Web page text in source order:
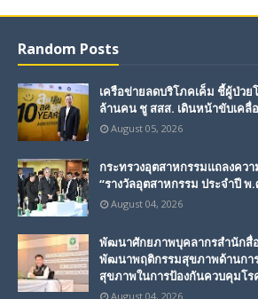
Random Posts
เครือข่ายลดบริโภคเค็ม ชี้ผู้ป่วย
ล้านคน ชู สสส. เดินหน้าขับเคลื่
August 05, 2026
กระทรวงอุตสาหกรรมแถลงคว
“รางวัลอุตสาหกรรม ประจำปี พ.
August 04, 2026
พัฒนาศักยภาพบุคลากรสำนักสื่อ
พัฒนาพฤติกรรมสุขภาพด้านกา
สุขภาพในการป้องกันควบคุมโร
August 04, 2026